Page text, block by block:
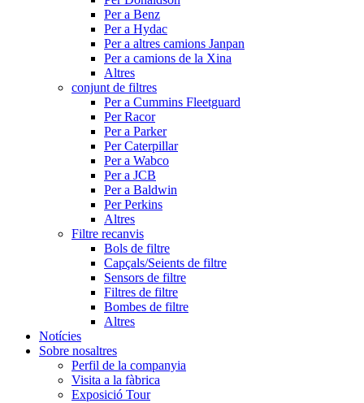
Per a Benz
Per a Hydac
Per a altres camions Janpan
Per a camions de la Xina
Altres
conjunt de filtres
Per a Cummins Fleetguard
Per Racor
Per a Parker
Per Caterpillar
Per a Wabco
Per a JCB
Per a Baldwin
Per Perkins
Altres
Filtre recanvis
Bols de filtre
Capçals/Seients de filtre
Sensors de filtre
Filtres de filtre
Bombes de filtre
Altres
Notícies
Sobre nosaltres
Perfil de la companyia
Visita a la fàbrica
Exposició Tour